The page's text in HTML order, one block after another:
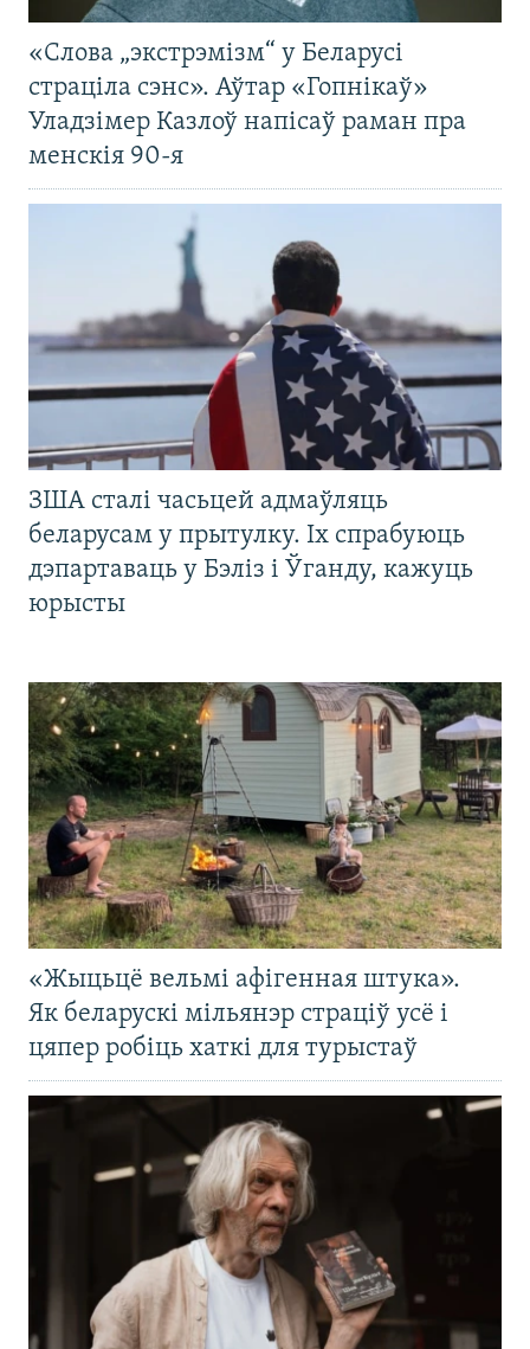
«Слова „экстрэмізм“ у Беларусі
страціла сэнс». Аўтар «Гопнікаў»
Уладзімер Казлоў напісаў раман пра
менскія 90-я
ЗША сталі часьцей адмаўляць
беларусам у прытулку. Іх спрабуюць
дэпартаваць у Бэліз і Ўганду, кажуць
юрысты
«Жыцьцё вельмі афігенная штука».
Як беларускі мільянэр страціў усё і
цяпер робіць хаткі для турыстаў